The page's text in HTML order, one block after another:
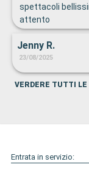
spettacoli
attento
Jenny R.
23/08/2025
VERDERE TUTTI LE
Entrata in servizio: